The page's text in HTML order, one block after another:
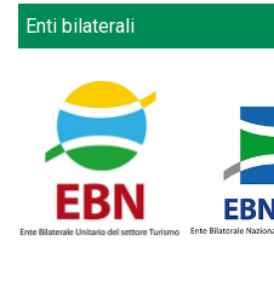
Enti bilaterali